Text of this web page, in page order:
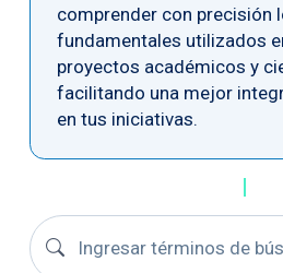
comprender con precisión
fundamentales utilizados
proyectos académicos y
facilitando una mejor
en tus iniciativas.
Buscar boletines